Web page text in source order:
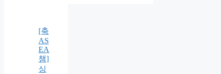
[축
AS
EA
챔]
싱